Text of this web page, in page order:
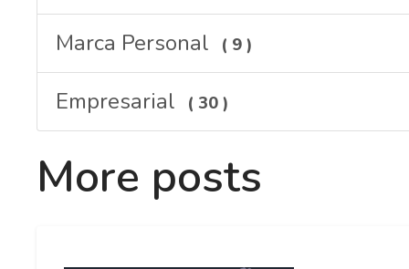
Marca Personal ( 9 )
Empresarial ( 30 )
More posts